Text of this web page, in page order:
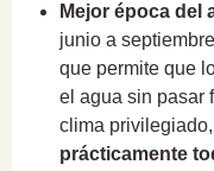
Mejor época del
junio a
que permite que
el agua sin pasar
clima
prácticamente